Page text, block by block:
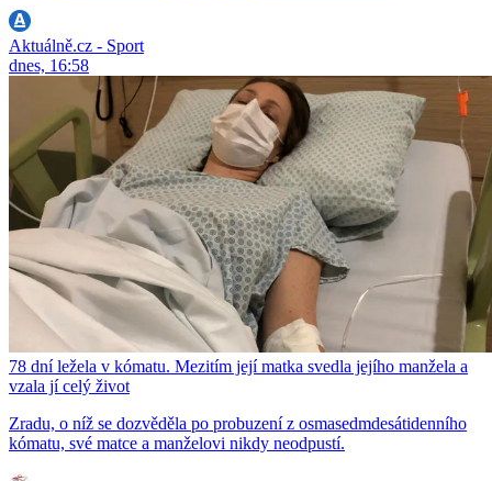
Aktuálně.cz - Sport
dnes, 16:58
78 dní ležela v kómatu. Mezitím její matka svedla jejího manžela a
vzala jí celý život
Zradu, o níž se dozvěděla po probuzení z osmasedmdesátidenního
kómatu, své matce a manželovi nikdy neodpustí.